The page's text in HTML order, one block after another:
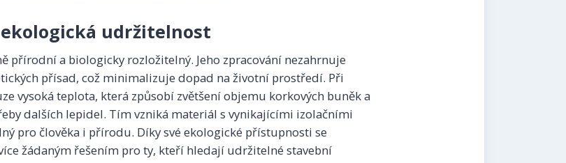
udržitelnost
přírodní a biologicky rozložitelný. Jeho zpracování nezahrnuje
přísad, což minimalizuje dopad na životní prostředí. Při
vysoká teplota, která způsobí zvětšení objemu korkových buněk a
dalších lepidel. Tím vzniká materiál s vynikajícími izolačními
pro člověka i přírodu. Díky své ekologické přístupnosti se
žádaným řešením pro ty, kteří hledají udržitelné stavební